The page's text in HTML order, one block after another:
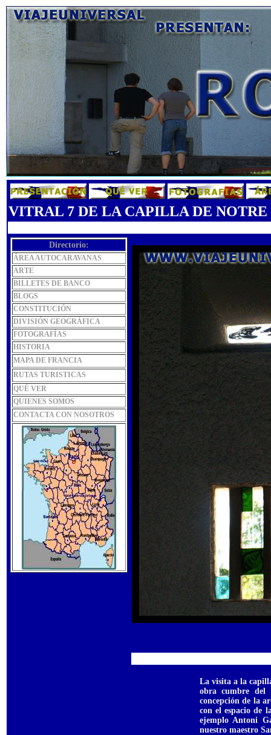
VITRAL 7 DE LA CAPILLA DE
Directorio:
ÁREA AUTOCARAVANAS
ARTE
BILLETES DE BANCO
BLOGS
CONSTITUCIÓN
DIVISIÓN GEOGRÁFICA
FOTOGRAFÍAS
HISTORIA
MAPA DE FRANCIA
RUTAS TURISTICAS
QUÉ VER
QUIENES SOMOS
CONTACTA CON NOSOTROS
La visita a la
obra cumbre del
concepción de la
con el espacio de
ejemplo Antoni
nuestro maestro